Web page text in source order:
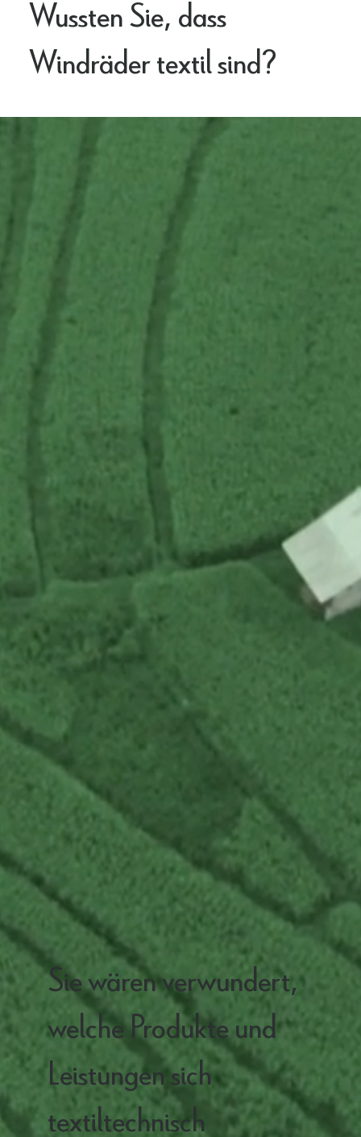
Wussten Sie, dass
Windräder textil sind?
Sie wären verwundert,
welche Produkte und
Leistungen sich
textiltechnisch